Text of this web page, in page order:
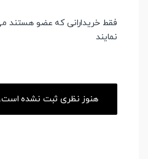
فقط خریدارانی که عضو هستند
نمایند
هنوز نظری ثبت نشده است.